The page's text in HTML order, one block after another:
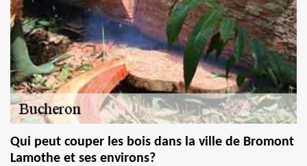
Qui peut couper les bois dans la ville de Bromont
Lamothe et ses environs?